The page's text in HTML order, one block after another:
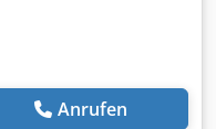
Anrufen